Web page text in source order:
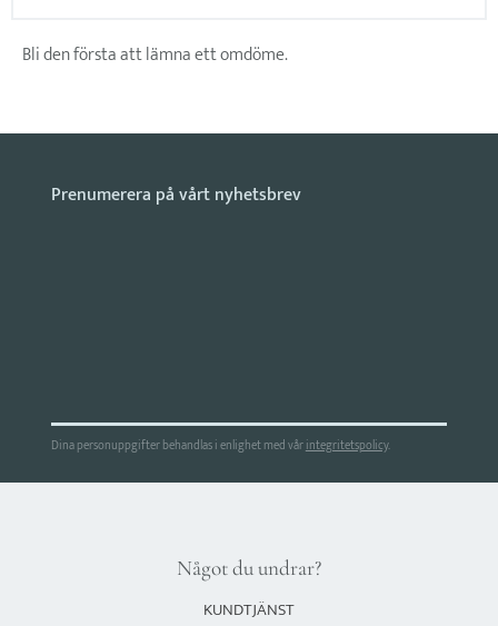
Bli den första att lämna ett omdöme.
Dina personuppgifter behandlas i enlighet med vårintegritetspolicy.
Något du undrar?
KUNDTJÄNST